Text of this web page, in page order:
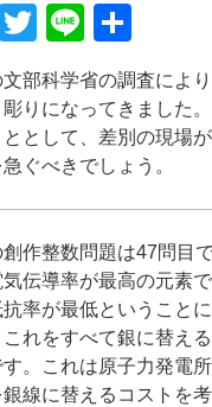
F
T
wi
tt
er
Li
n
e
有
部科学省の調査によ
彫りになってきました
として、差別の現場
ぐべきでしょう。
作整数問題は47問目
気伝導率が最高の元素
率が最低ということ
れをすべて銀に替え
。これは原子力発電
線に替えるコストを